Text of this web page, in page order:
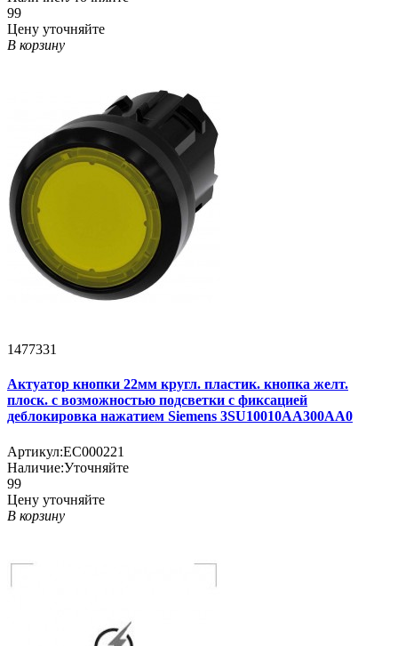
99
Цену уточняйте
В корзину
1477331
Актуатор кнопки 22мм кругл. пластик. кнопка желт.
плоск. с возможностью подсветки с фиксацией
деблокировка нажатием Siemens 3SU10010AA300AA0
Артикул:EC000221
Наличие:Уточняйте
99
Цену уточняйте
В корзину